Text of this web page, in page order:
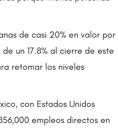
de casi 20% en valor por
un 17.8% al cierre de este
retomar los niveles
con Estados Unidos
empleos directos en